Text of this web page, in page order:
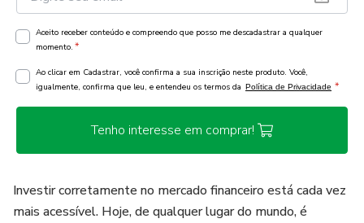
Aceito receber conteúdo e compreendo que posso me descadastrar a qualquer
momento. *
Ao clicar em Cadastrar, você confirma a sua inscrição neste produto. Você,
igualmente, confirma que leu, e entendeu os termos da Política de Privacidade *
Tenho interesse em comprar!
Investir corretamente no mercado financeiro está cada vez
mais acessível. Hoje, de qualquer lugar do mundo, é